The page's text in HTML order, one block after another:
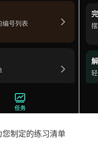
制定的练习清单